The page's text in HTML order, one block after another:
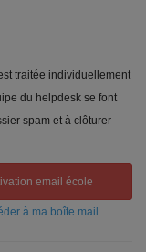
traitée individuellement
du helpdesk se font
spam et à clôturer
email école
à ma boîte mail